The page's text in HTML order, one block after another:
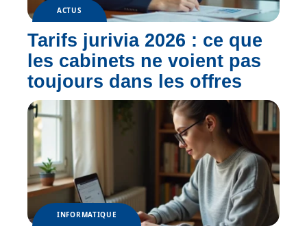
ACTUS
Tarifs jurivia 2026 : ce que
les cabinets ne voient pas
toujours dans les offres
INFORMATIQUE